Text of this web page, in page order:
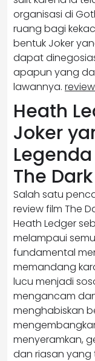
organisasi di
ruang bagi
bentuk Joker
dapat
apapun yang
lawannya.
Heath
Joker
The
Salah satu
review film The
Heath Ledger
melampaui
fundamental
memandang
lucu menjadi
mengancam
menghabiskan
menyeramkan,
dan riasan yang